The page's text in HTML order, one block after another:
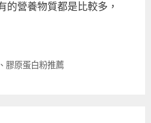
營養物質都是比較多，
膠原蛋白粉推薦